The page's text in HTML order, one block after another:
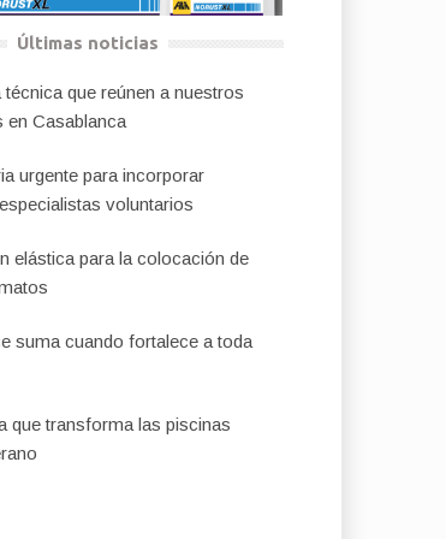
Últimas noticias
técnica que reúnen a nuestros
en Casablanca
urgente para incorporar
voluntarios
elástica para la colocación de
suma cuando fortalece a toda
que transforma las piscinas